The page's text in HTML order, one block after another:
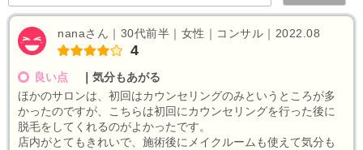
nanaさん｜30代前半｜女性｜コンサル｜2022.08
4
良い点
気分もあがる
ほかのサロンは、初回はカウンセリングのみというところが多
かったのですが、こちらは初回にカウンセリングを行った後に
脱毛をしてくれるのがよかったです。
店内がとてもきれいで、施術後にメイクルームも使えて気分も